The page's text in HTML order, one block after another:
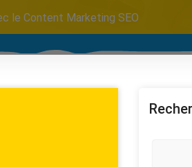
le Content Marketing SEO